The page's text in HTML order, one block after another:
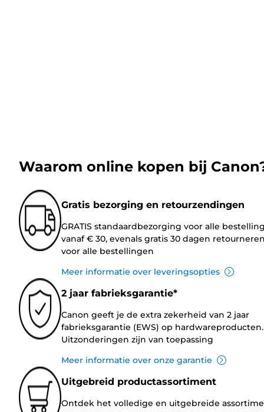
Waarom online kopen bij
Gratis bezorging en retourzendingen
GRATIS standaardbezorging voor alle
vanaf € 30, evenals gratis 30 dagen
voor alle bestellingen
Meer informatie over leveringsopties
2 jaar fabrieksgarantie*
Canon geeft je de extra zekerheid van 2 jaar
fabrieksgarantie (EWS) op hardwareproducten.
Uitzonderingen zijn van toepassing
Meer informatie over onze garantie
Uitgebreid productassortiment
Ontdek het volledige en uitgebreide